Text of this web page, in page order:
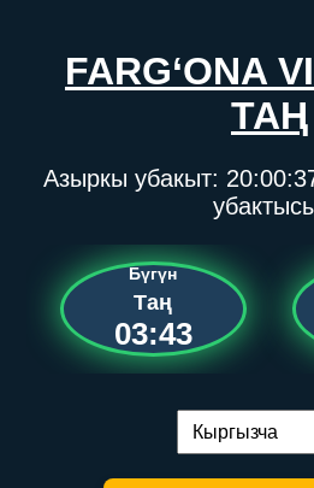
FARG‘ONA
ТАҢ
Азыркы убакыт:
Бүгүн
Таң
03:43
Тилди